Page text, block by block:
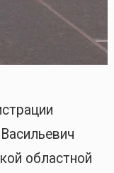
областной